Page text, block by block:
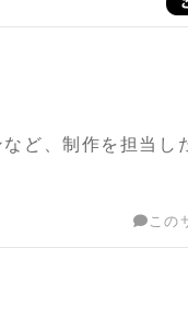
ど、制作を担当し
この